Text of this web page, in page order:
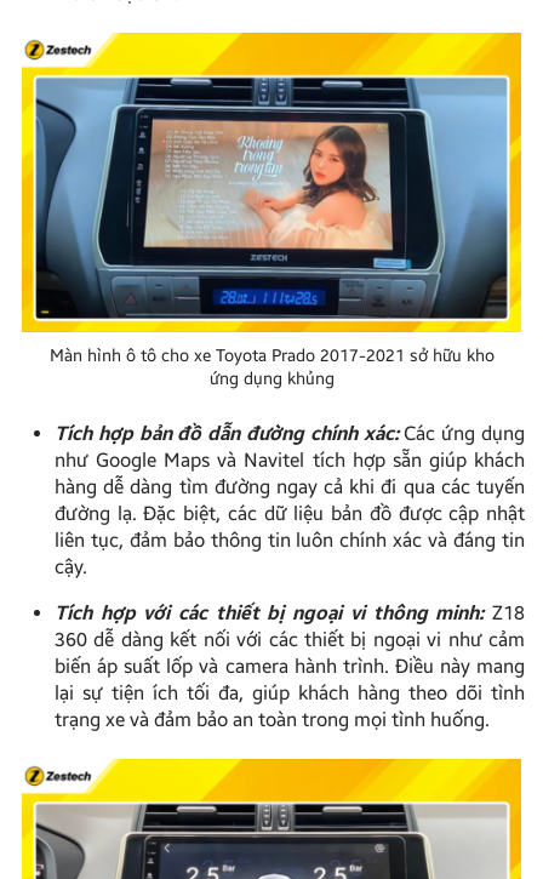
Màn hình ô tô cho xe Toyota Prado 2017-2021 sở hữu kho
ứng dụng khủng
Tích hợp bản đồ dẫn đường chính xác:Các ứng dụng
như Google Maps và Navitel tích hợp sẵn giúp khách
hàng dễ dàng tìm đường ngay cả khi đi qua các tuyến
đường lạ. Đặc biệt, các dữ liệu bản đồ được cập nhật
liên tục, đảm bảo thông tin luôn chính xác và đáng tin
cậy.
Tích hợp với các thiết bị ngoại vi thông minh:Z18
360 dễ dàng kết nối với các thiết bị ngoại vi như cảm
biến áp suất lốp và camera hành trình. Điều này mang
lại sự tiện ích tối đa, giúp khách hàng theo dõi tình
trạng xe và đảm bảo an toàn trong mọi tình huống.